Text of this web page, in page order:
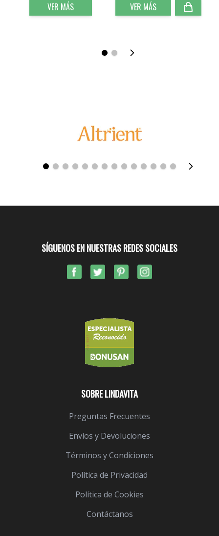
VER MÁS
VER MÁS
SOBRE LINDAVITA
Preguntas Frecuentes
Envíos y Devoluciones
Términos y Condiciones
Política de Privacidad
Política de Cookies
Contáctanos
SÍGUENOS EN NUESTRAS REDES SOCIALES